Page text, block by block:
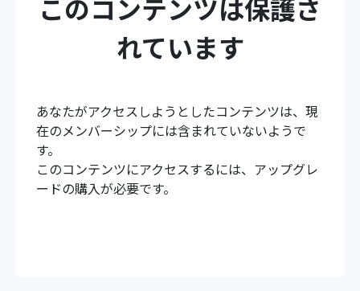
このコンテンツは保護さ
れています
あなたがアクセスしようとしたコンテンツは、現
在のメンバーシップには含まれていないようで
す。
このコンテンツにアクセスするには、アップグレ
ードの購入が必要です。